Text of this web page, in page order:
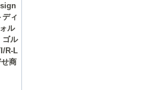
ィ
ル
ル
R-L
商